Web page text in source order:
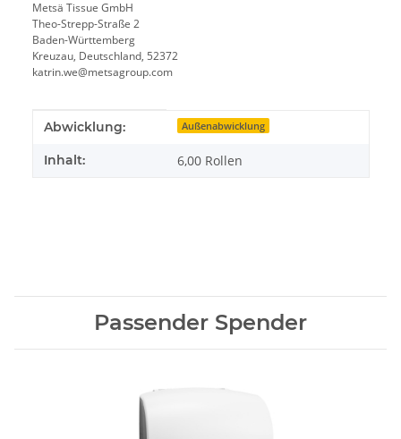
Metsä Tissue GmbH
Theo-Strepp-Straße 2
Baden-Württemberg
Kreuzau, Deutschland, 52372
katrin.we@metsagroup.com
Produkteigenschaft
Wert
Abwicklung: Außenabwicklung
Inhalt: 6,00 Rollen
Passender Spender